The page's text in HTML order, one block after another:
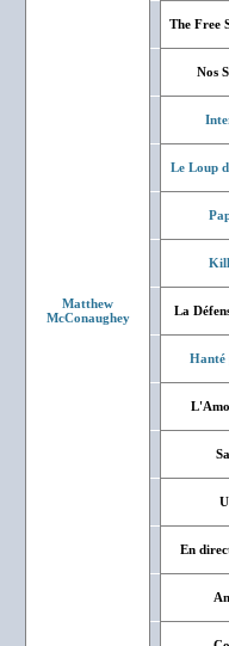
Matthew
McConaughey
The Free
Nos
Le Loup
La
Hanté
En